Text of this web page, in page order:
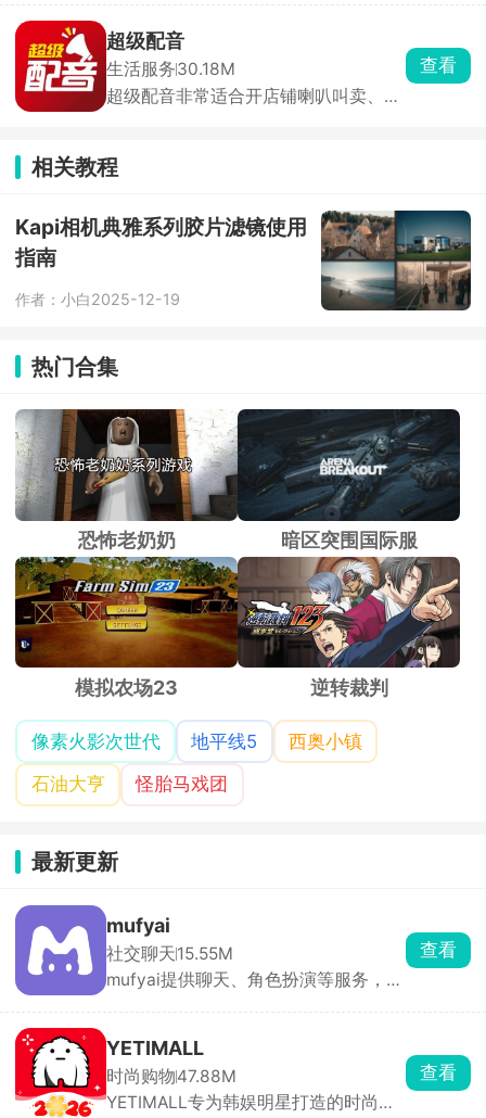
数及消耗热量，生成数据报告与打卡日
历。还有AR体感游戏，如吃豆人、切水
果、投篮机等，通过肢体动作操控角
色，增加运动趣味性。提供300+官方
布置跳绳、仰卧起坐等体育作业，并查
看学生完成情况，家长可实时监督孩子
超级配音
生活服务30.18M
超级配音非常适合开店铺喇叭叫卖、短
有。新手懒得写稿子也省事，软件里有
各行各业现成模板，服装清仓、水果店
直接改价格、店名就能用。
查看
相关教程
Kapi相机典雅系列胶片滤镜使用
指南
作者：小白2025-12-19
热门合集
恐怖老奶奶 暗区突围国际服
模拟农场23 逆转裁判
像素火影次世代 地平线5
西奥小镇
石油大亨
怪胎马戏团
最新更新
mufyai
社交聊天15.55M
mufyai提供聊天、角色扮演等服务，在
粮，猫罐头，鱼缸都是等价货币，可以
用于创建角色和剧本等，在mufyai中你
就是主角，人人都是创作者，构筑出了
一个完全沉浸式的虚拟交互天地，与众
查看
YETIMALL
时尚购物47.88M
YETIMALL专为韩娱明星打造的时尚周
查看